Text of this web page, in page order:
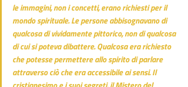
le immagini, non i concetti, erano richiesti per il
mondo spirituale. Le persone abbisognavano di
qualcosa di vividamente pittorico, non di qualcosa
di cui si poteva dibattere. Qualcosa era richiesto
che potesse permettere allo spirito di parlare
attraverso ciò che era accessibile ai sensi. Il